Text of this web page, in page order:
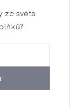
ze světa